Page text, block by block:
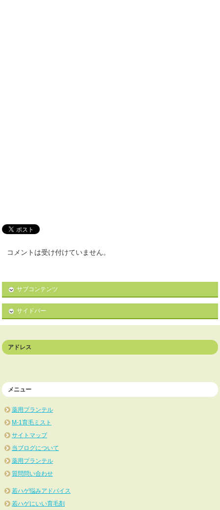
コメントは受け付けていません。
サブコンテンツ
サイドバー
アドレス
メニュー
薬用プランテル
M-1育毛ミスト
サイトマップ
当ブログについて
薬用プランテル
質問問い合わせ
若ハゲ悩みアドバイス
若ハゲにいい育毛剤